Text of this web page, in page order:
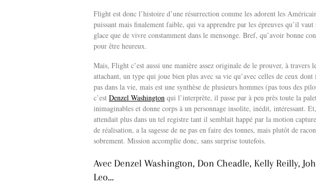
Flight est donc l’histoire d’une résurrection comme les adorent les
puissant mais finalement faible, qui va apprendre par les épreuves qu’il
glace que de vivre constamment dans le mensonge. Bref, qu’avoir bonne
pour être heureux.
Mais, Flight c’est aussi une manière assez originale de le prouver, à travers
attachant, un type qui joue bien plus avec sa vie qu’avec celles de ceux
pas dans la vie, mais est une synthèse de plusieurs hommes (pas tous des
c’est Denzel Washington qui l’interprète, il passe par à peu près toute la
inimaginables et donne corps à un personnage insolite, inédit, intéressant. Et,
attendait plus dans un tel registre tant il semblait happé par la motion
de réalisation, a la sagesse de ne pas en faire des tonnes, mais plutôt de
sobrement. Mission accomplie donc, sans surprise toutefois.
Avec Denzel Washington, Don Cheadle, Kelly Reilly,
Leo…